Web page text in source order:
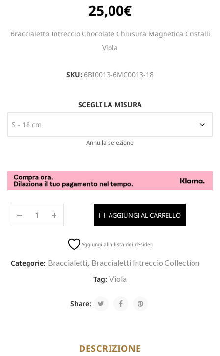
25,00€
Braccialetto Intreccio Chocolate Chiusura Magnetica Cristalli
Viola
SKU: 6BI0013-6MC0013-18
SCEGLI LA MISURA
Annulla selezione
AGGIUNGI AL CARRELLO
Aggiungi alla lista dei desideri
Categorie: Braccialetti, Braccialetti Intreccio Collection
Tag: Viola
Share:
DESCRIZIONE